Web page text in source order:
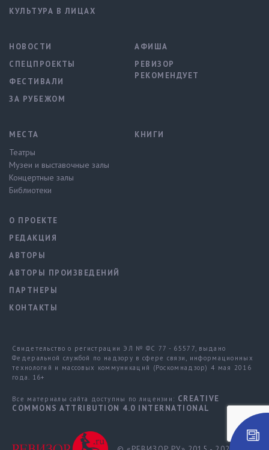
КУЛЬТУРА В ЛИЦАХ
НОВОСТИ
СПЕЦПРОЕКТЫ
ФЕСТИВАЛИ
ЗА РУБЕЖОМ
АФИША
РЕВИЗОР
РЕКОМЕНДУЕТ
МЕСТА
Театры
Музеи и выставочные залы
Концертные залы
Библиотеки
КНИГИ
О ПРОЕКТЕ
РЕДАКЦИЯ
АВТОРЫ
АВТОРЫ ПРОИЗВЕДЕНИЙ
ПАРТНЕРЫ
КОНТАКТЫ
Свидетельство о регистрации ЭЛ № ФС 77 - 65577, выдано
Федеральной службой по надзору в сфере связи, информационных
технологий и массовых коммуникаций (Роскомнадзор) 4 мая 2016
года. 16+
Все материалы сайта доступны по лицензии: CREATIVE
COMMONS ATTRIBUTION 4.0 INTERNATIONAL